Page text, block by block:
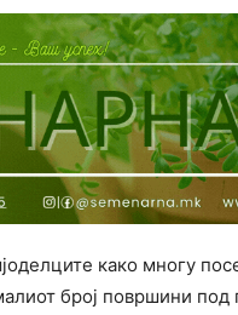
како многу
број површини под